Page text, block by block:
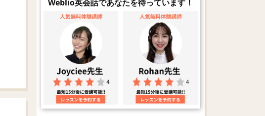
Weblio英会話であなたを待っています！